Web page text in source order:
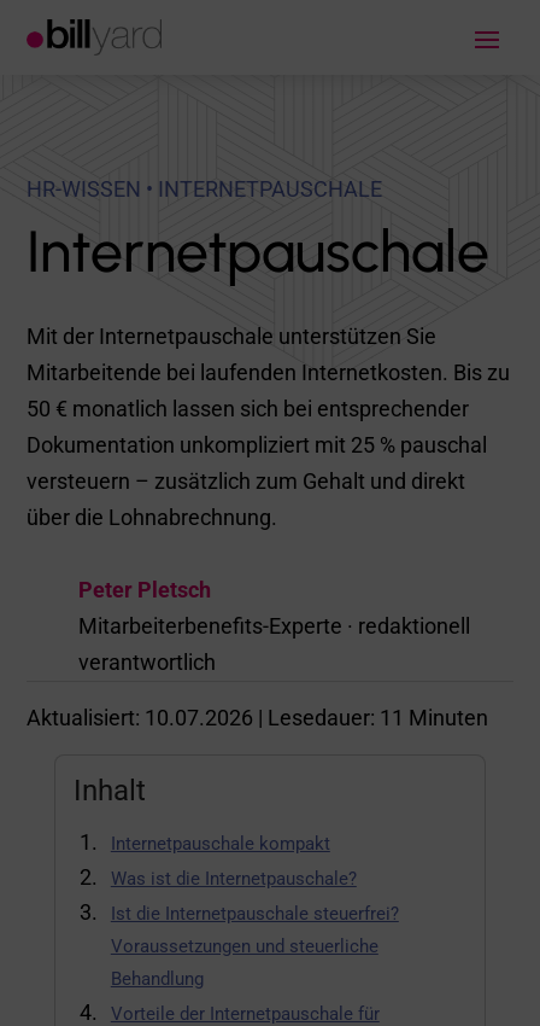
HR-WISSEN • INTERNETPAUSCHALE
Internetpauschale
Mit der Internetpauschale unterstützen Sie
Mitarbeitende bei laufenden Internetkosten. Bis zu
50 € monatlich lassen sich bei entsprechender
Dokumentation unkompliziert mit 25 % pauschal
versteuern – zusätzlich zum Gehalt und direkt
über die Lohnabrechnung.
Peter Pletsch
Mitarbeiterbenefits-Experte · redaktionell
verantwortlich
Aktualisiert: 10.07.2026 | Lesedauer: 11 Minuten
Inhalt
Internetpauschale kompakt
Was ist die Internetpauschale?
Ist die Internetpauschale steuerfrei?
Voraussetzungen und steuerliche
Behandlung
Vorteile der Internetpauschale für